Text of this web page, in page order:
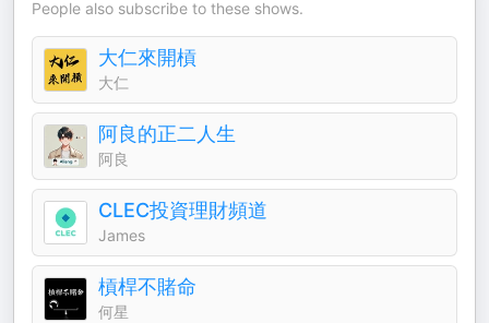
People also subscribe to these shows.
大仁來開槓
大仁
阿良的正二人生
阿良
CLEC投資理財頻道
James
槓桿不賭命
何星